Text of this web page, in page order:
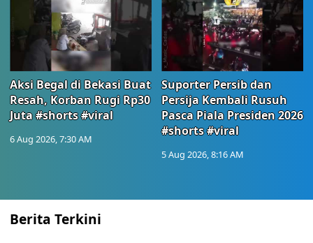
Aksi Begal di Bekasi Buat
Resah, Korban Rugi Rp30
Juta #shorts #viral
6 Aug 2026, 7:30 AM
Suporter Persib dan
Persija Kembali Rusuh
Pasca Piala Presiden 2026
#shorts #viral
5 Aug 2026, 8:16 AM
Berita Terkini